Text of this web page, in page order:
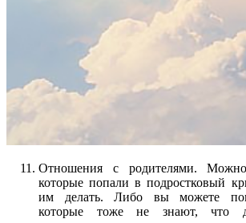
Отношения с родителями.
которые попали в подростковый
им делать. Либо вы можете
которые тоже не знают, что